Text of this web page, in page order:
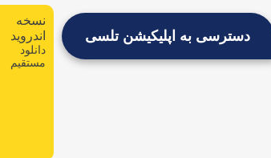
دسترسی به اپلیکیشن تلسی
نسخه
اندروید
دانلود
مستقیم